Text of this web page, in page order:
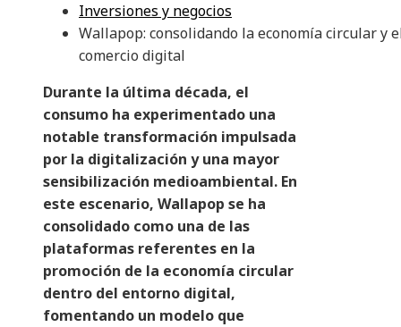
Inversiones y negocios
Wallapop: consolidando la economía circular y
comercio digital
Durante la última década, el
consumo ha experimentado una
notable transformación impulsada
por la digitalización y una mayor
sensibilización medioambiental. En
este escenario, Wallapop se ha
consolidado como una de las
plataformas referentes en la
promoción de la economía circular
dentro del entorno digital,
fomentando un modelo que